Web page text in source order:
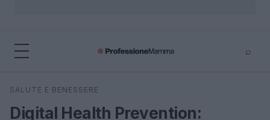
⌕
Cerca
SALUTE E BENESSERE
Digital Health Prevention: